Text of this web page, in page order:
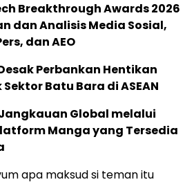
Breakthrough Awards 2026
dan Analisis Media Sosial,
dan AEO
Perbankan Hentikan
Batu Bara di ASEAN
Global melalui
Manga yang Tersedia
apa maksud si teman itu